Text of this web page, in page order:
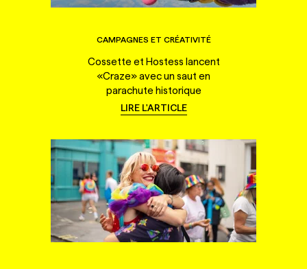
CAMPAGNES ET CRÉATIVITÉ
Cossette et Hostess lancent
«Craze» avec un saut en
parachute historique
LIRE L'ARTICLE